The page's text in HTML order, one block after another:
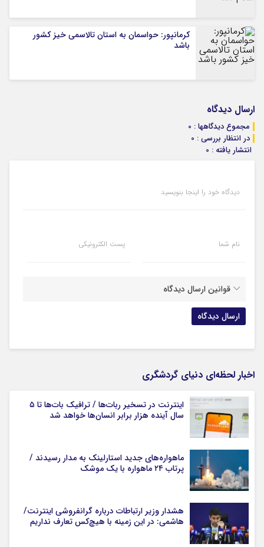
کرمانپور: حواسمان به استان تالاسمی خیز کشور
باشد
ارسال دیدگاه
مجموع دیدگاهها : 0
در انتظار بررسی : 0
انتشار یافته : 0
دیدگاه خود را اینجا بنویسید
نام شما پست الکترونیکی
قوانین ارسال دیدگاه
اخبار لحظه‌ای دنیای گردشگری
اینترنت در تسخیر ربات‌ها / ترافیک بات‌ها تا ۵
سال آینده هزار برابر انسان‌ها خواهد شد
ماهواره‌های جدید استارلینک به مدار رسیدند /
پرتاب ۲۴ ماهواره با یک موشک
هشدار وزیر ارتباطات درباره گرانفروشی اینترنت/
هاشمی: در این زمینه با هیچ‌کس تعارف نداریم